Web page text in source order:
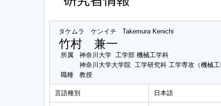
タケムラ ケンイチ Takemura Kenichi
竹村 兼一
所属
神奈川大学 工学部 機械工学科
神奈川大学大学院 工学研究科 工学専攻（機械
職種
教授
言語種別 日本語